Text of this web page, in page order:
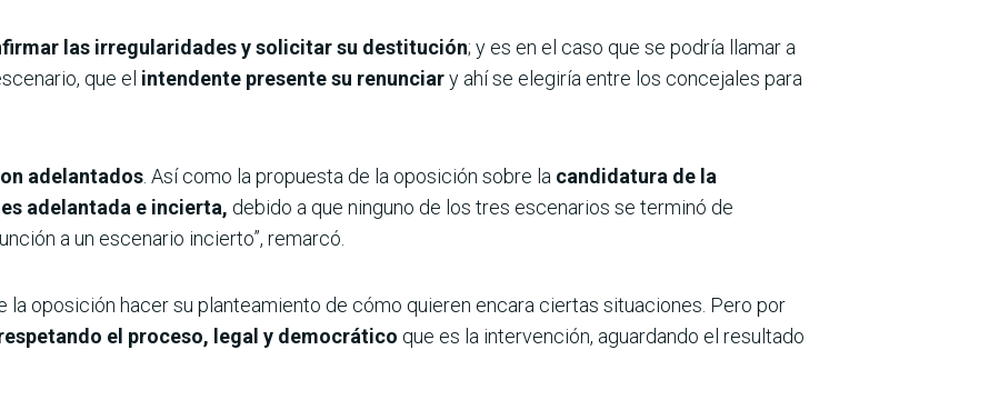
las irregularidades y solicitar su destitución; y es en el caso que se podría llamar a
que el intendente presente su renunciary ahí se elegiría entre los concejales para
adelantados . Así como la propuesta de la oposición sobre la candidatura de la
adelantada e incierta, debido a que ninguno de los tres escenarios se terminó de
a un escenario incierto”, remarcó.
la oposición hacer su planteamiento de cómo quieren encara ciertas situaciones. Pero por
el proceso, legal y democrático que es la intervención, aguardando el resultado